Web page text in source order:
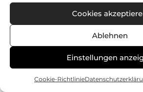
Cookies
Ablehnen
Einstellungen
Cookie-Richtlinie
können und
Termin